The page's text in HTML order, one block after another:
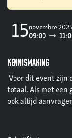
15 novembre 2025
09:00
KENNISMAKING
Voor dit event zijn
totaal. Als met een
ook altijd